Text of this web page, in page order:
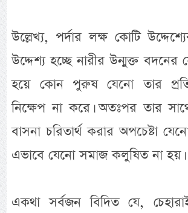
উল্লেখ্য, পর্দার লক্ষ কোটি
উদ্দেশ্য হচ্ছে নারীর উন্মুক্ত
হয়ে কোন পুরুষ যেনো তার
নিক্ষেপ না করে। অতঃপর তার
বাসনা চরিতার্থ করার অপচেষ্টা
এভাবে যেনো সমাজ কলুষিত না হয়।
একথা সর্বজন বিদিত যে,